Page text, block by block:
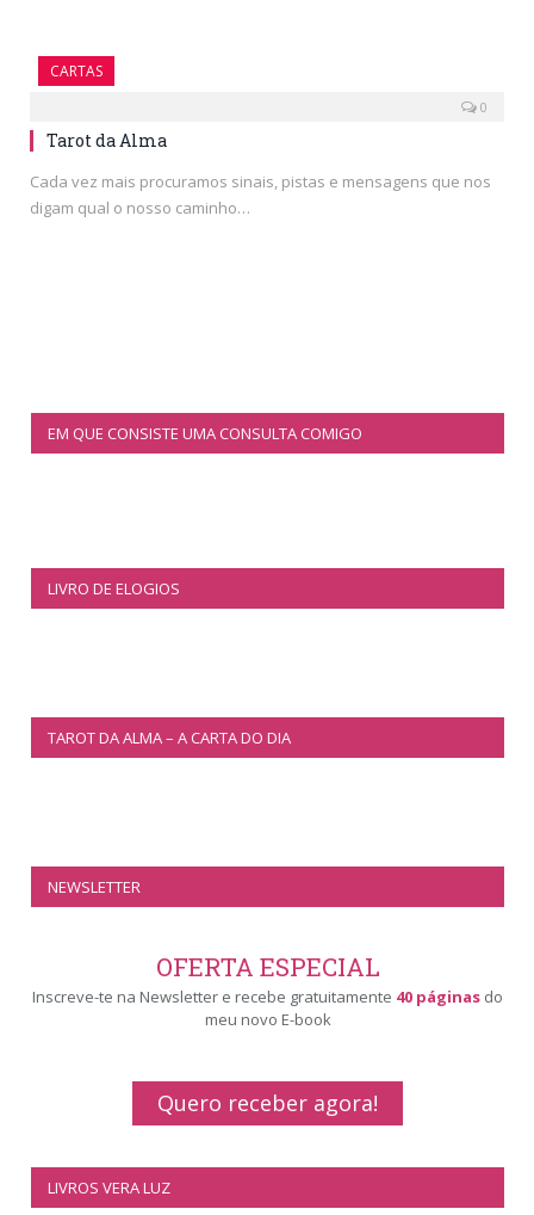
CARTAS
0
Tarot da Alma
Cada vez mais procuramos sinais, pistas e mensagens que nos
digam qual o nosso caminho…
EM QUE CONSISTE UMA CONSULTA COMIGO
LIVRO DE ELOGIOS
TAROT DA ALMA – A CARTA DO DIA
NEWSLETTER
OFERTA ESPECIAL
Inscreve-te na Newsletter e recebe gratuitamente 40 páginas do
meu novo E-book
Quero receber agora!
LIVROS VERA LUZ